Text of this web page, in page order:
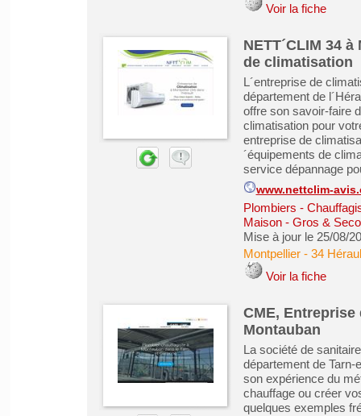
Voir la fiche
NETT´CLIM 34
de climatisation
L´entreprise de
département de
offre son savoir-faire
climatisation pour
entreprise de
´équipements de
service dépannage
www.nettclim-
Plombiers -
Maison - Gros &
Mise à jour le 25/08/
Montpellier- 34
Voir la fiche
CME, Entreprise
Montauban
La société de
département de
son expérience du
chauffage ou créer
quelques exemples